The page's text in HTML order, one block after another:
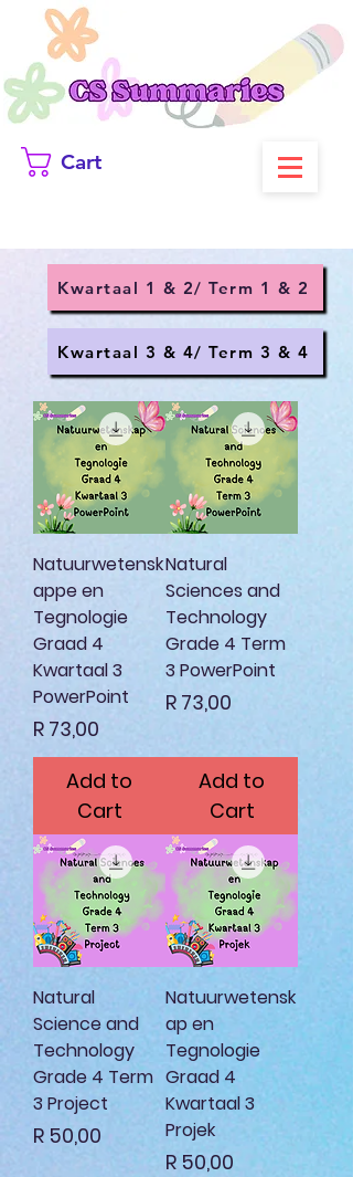
Cart
Kwartaal 1 & 2/ Term 1 & 2
Kwartaal 3 & 4/ Term 3 & 4
Natuurwetensk
appe en
Tegnologie
Graad 4
Kwartaal 3
PowerPoint
Price
R 73,00
Add to
Cart
Natural
Sciences and
Technology
Grade 4 Term
3 PowerPoint
Price
R 73,00
Add to
Cart
Natural
Science and
Technology
Grade 4 Term
3 Project
Price
R 50,00
Natuurwetensk
ap en
Tegnologie
Graad 4
Kwartaal 3
Projek
Price
R 50,00